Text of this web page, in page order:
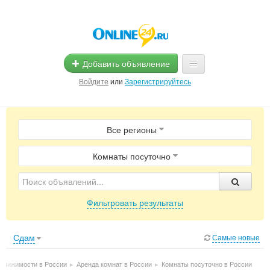
Добавить объявление
Войдите или Зарегистрируйтесь
Главная
Помощь
Услуги
Магазины
Все регионы
Комнаты посуточно
Фильтровать результаты
Сдам Самые новые
в России ▸ Аренда комнат в России ▸ Комнаты посуточно в России